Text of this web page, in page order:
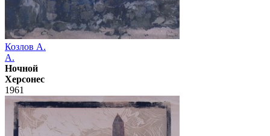
Козлов А.
А.
Ночной
Херсонес
1961